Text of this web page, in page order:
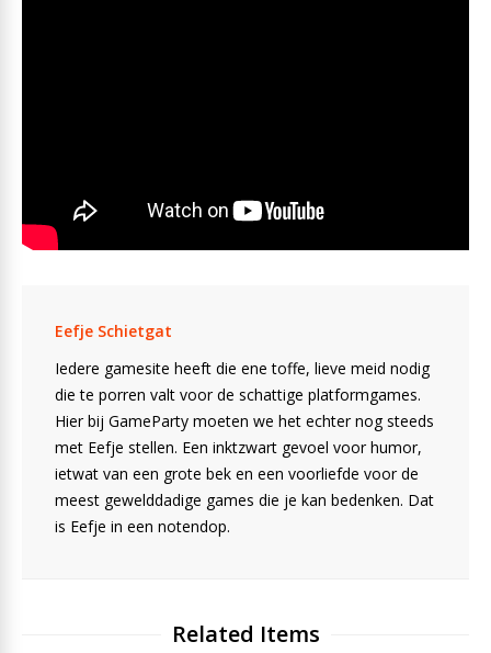
Eefje Schietgat
Iedere gamesite heeft die ene toffe, lieve meid nodig
die te porren valt voor de schattige platformgames.
Hier bij GameParty moeten we het echter nog steeds
met Eefje stellen. Een inktzwart gevoel voor humor,
ietwat van een grote bek en een voorliefde voor de
meest gewelddadige games die je kan bedenken. Dat
is Eefje in een notendop.
Related Items